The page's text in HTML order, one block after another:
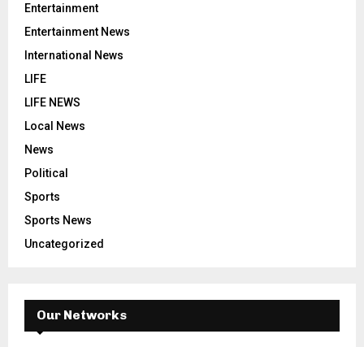
Entertainment
Entertainment News
International News
LIFE
LIFE NEWS
Local News
News
Political
Sports
Sports News
Uncategorized
Our Networks